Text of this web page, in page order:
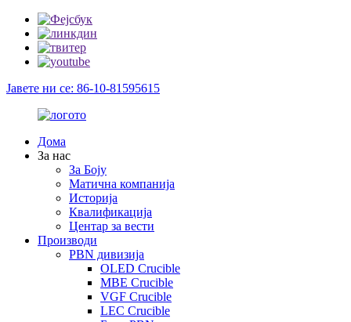
Јавете ни се: 86-10-81595615
Дома
За нас
За Боју
Матична компанија
Историја
Квалификација
Центар за вести
Производи
PBN дивизија
OLED Crucible
MBE Crucible
VGF Crucible
LEC Crucible